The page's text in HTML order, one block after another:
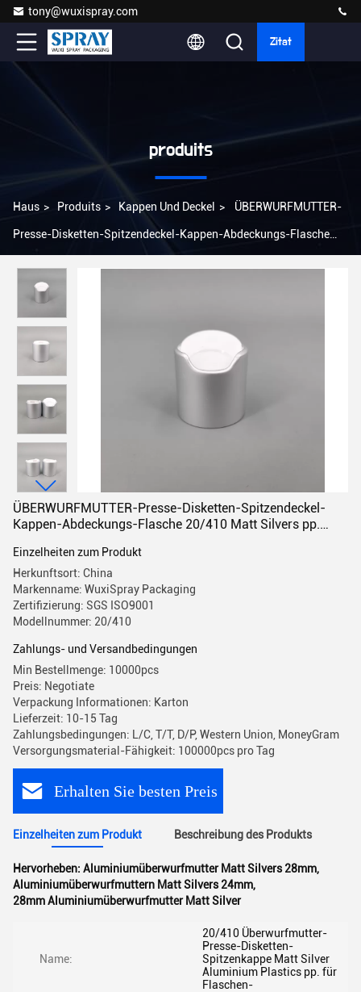
tony@wuxispray.com
Zitat
produits
Haus > Produits > Kappen Und Deckel > ÜBERWURFMUTTER-
Presse-Disketten-Spitzendeckel-Kappen-Abdeckungs-Flasche
ÜBERWURFMUTTER-Presse-Disketten-Spitzendeckel-
Kappen-Abdeckungs-Flasche 20/410 Matt Silvers pp.
Einzelheiten zum Produkt
Herkunftsort: China
Markenname: WuxiSpray Packaging
Zertifizierung: SGS ISO9001
Modellnummer: 20/410
Zahlungs- und Versandbedingungen
Min Bestellmenge: 10000pcs
Preis: Negotiate
Verpackung Informationen: Karton
Lieferzeit: 10-15 Tag
Zahlungsbedingungen: L/C, T/T, D/P, Western Union, MoneyGram
Versorgungsmaterial-Fähigkeit: 100000pcs pro Tag
Erhalten Sie besten Preis
Einzelheiten zum Produkt Beschreibung des Produkts
Hervorheben: Aluminiumüberwurfmutter Matt Silvers 28mm,
Aluminiumüberwurfmuttern Matt Silvers 24mm,
28mm Aluminiumüberwurfmutter Matt Silver
Name:
20/410 Überwurfmutter-
Presse-Disketten-
Spitzenkappe Matt Silver
Aluminium Plastics pp. für
Flaschen-